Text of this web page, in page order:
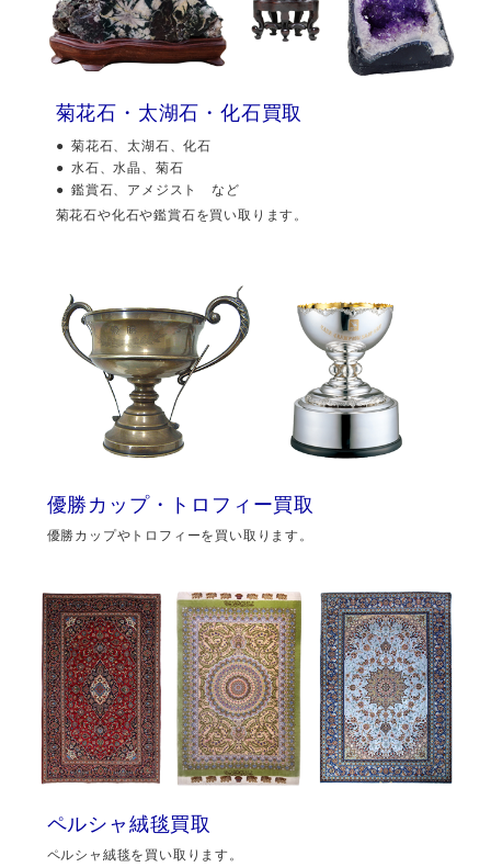
菊花石・太湖石・化石買取
菊花石、太湖石、化石
水石、水晶、菊石
鑑賞石、アメジスト など
菊花石や化石や鑑賞石を買い取ります。
優勝カップ・トロフィー買取
優勝カップやトロフィーを買い取ります。
ペルシャ絨毯買取
ペルシャ絨毯を買い取ります。